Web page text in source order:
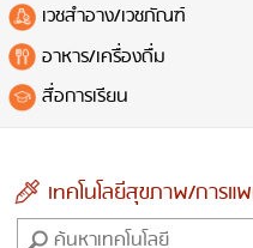
เวชสำอาง/เวชภัณฑ์
อาหาร/เครื่องดื่ม
สื่อการเรียน
เทคโนโลยีสุขภาพ/การ